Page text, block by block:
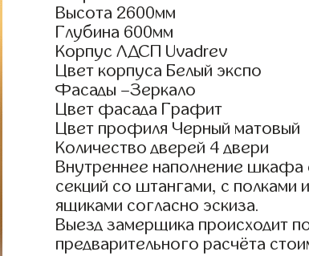
Высота 2600мм
Глубина 600мм
Корпус ЛДСП Uvadrev
Цвет корпуса Белый экспо
Фасады –Зеркало
Цвет фасада Графит
Цвет профиля Черный матовый
Количество дверей 4 двери
Внутреннее наполнение шкафа
секций со штангами, с полками
ящиками согласно эскиза.
Выезд замерщика происходит
предварительного расчёта